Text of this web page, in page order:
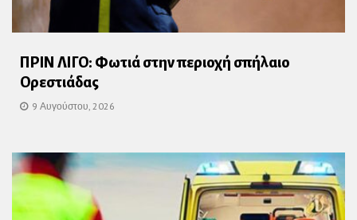
ΠΡΙΝ ΛΙΓΟ: Φωτιά στην περιοχή σπήλαιο
Ορεστιάδας
9 Αυγούστου, 2026